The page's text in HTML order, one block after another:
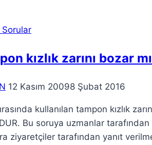
kızlık zarını bozar
12 Kasım 20098 Şubat 2016
kullanılan tampon kızlık
Bu soruya uzmanlar
ziyaretçiler tarafından yanıt